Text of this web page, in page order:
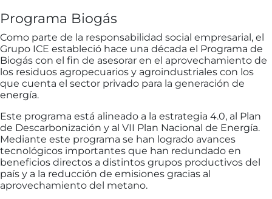
Programa Biogás
Como parte de la responsabilidad social empresarial, el
Grupo ICE estableció hace una década el Programa de
Biogás con el fin de asesorar en el aprovechamiento de
los residuos agropecuarios y agroindustriales con los
que cuenta el sector privado para la generación de
energía.
Este programa está alineado a la estrategia 4.0, al Plan
de Descarbonización y al VII Plan Nacional de Energía.
Mediante este programa se han logrado avances
tecnológicos importantes que han redundado en
beneficios directos a distintos grupos productivos del
país y a la reducción de emisiones gracias al
aprovechamiento del metano.